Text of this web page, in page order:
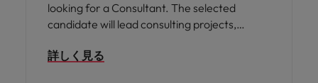
looking for a Consultant. The selected
candidate will lead consulting projects,
business growth initiative. This is a hybrid
詳しく見る